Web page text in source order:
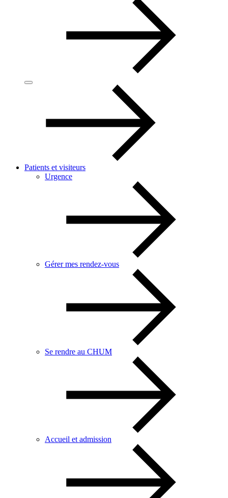
Patients et visiteurs
Urgence
Gérer mes rendez-vous
Se rendre au CHUM
Accueil et admission